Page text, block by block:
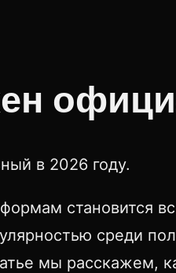
в 2026 году.
становится
среди
мы расскажем,